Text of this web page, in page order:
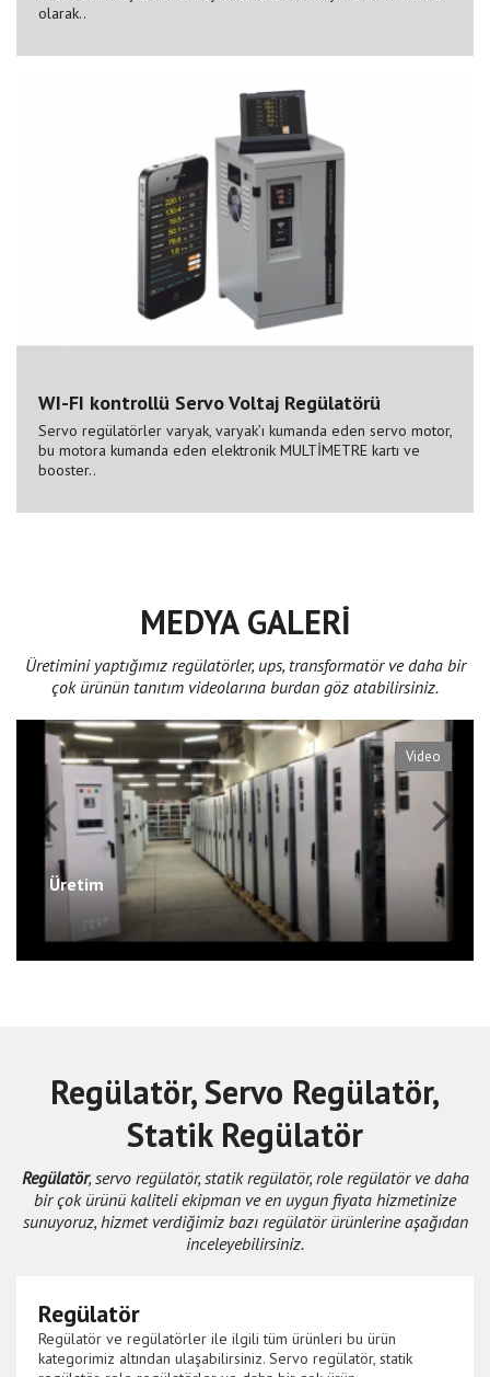
olarak..
WI-FI kontrollü Servo Voltaj Regülatörü
Servo regülatörler varyak, varyak’ı kumanda eden servo motor,
bu motora kumanda eden elektronik MULTİMETRE kartı ve
booster..
MEDYA GALERİ
Üretimini yaptığımız regülatörler, ups, transformatör ve daha bir
çok ürünün tanıtım videolarına burdan göz atabilirsiniz.
Video
Üretim
Regülatör, Servo Regülatör,
Statik Regülatör
Regülatör, servo regülatör, statik regülatör, role regülatör ve daha
bir çok ürünü kaliteli ekipman ve en uygun fiyata hizmetinize
sunuyoruz, hizmet verdiğimiz bazı regülatör ürünlerine aşağıdan
inceleyebilirsiniz.
Regülatör
Regülatör ve regülatörler ile ilgili tüm ürünleri bu ürün
kategorimiz altından ulaşabilirsiniz. Servo regülatör, statik